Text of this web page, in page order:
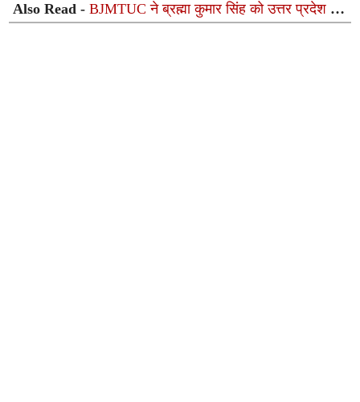
Also Read -BJMTUC ने ब्रह्मा कुमार सिंह को उत्तर प्रदेश का
प्रदेश महासचिव नियुक्त किया